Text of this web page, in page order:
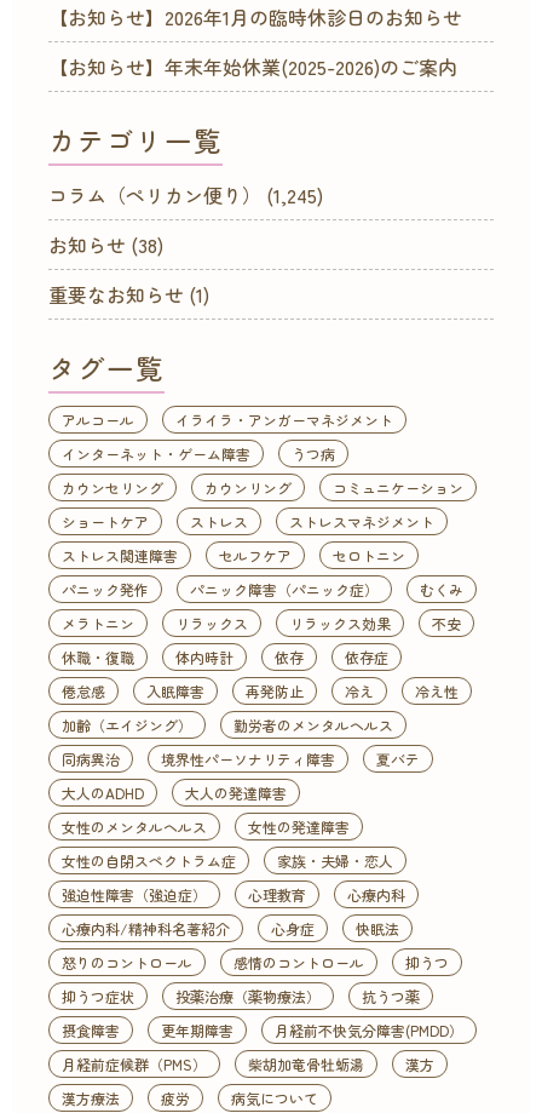
【お知らせ】2026年1月の臨時休診日のお知らせ
【お知らせ】年末年始休業(2025-2026)のご案内
カテゴリ一覧
コラム（ペリカン便り）
(1,245)
お知らせ (38)
重要なお知らせ (1)
タグ一覧
アルコール
イライラ・アンガーマネジメント
インターネット・ゲーム障害
うつ病
カウンセリング
カウンリング
コミュニケーション
ショートケア
ストレス
ストレスマネジメント
ストレス関連障害
セルフケア
セロトニン
パニック発作
パニック障害（パニック症）
むくみ
メラトニン
リラックス リラックス効果
不安
休職・復職
体内時計 依存
依存症
倦怠感
入眠障害 再発防止 冷え
冷え性
加齢（エイジング）
勤労者のメンタルヘルス
同病異治
境界性パーソナリティ障害
夏バテ
大人のADHD
大人の発達障害
女性のメンタルヘルス
女性の発達障害
女性の自閉スペクトラム症
家族・夫婦・恋人
強迫性障害（強迫症）
心理教育
心療内科
心療内科/精神科名著紹介
心身症
快眠法
怒りのコントロール
感情のコントロール
抑うつ
抑うつ症状
投薬治療（薬物療法）
抗うつ薬
摂食障害
更年期障害
月経前不快気分障害(PMDD）
月経前症候群（PMS）
柴胡加竜骨牡蛎湯
漢方
漢方療法
疲労 病気について